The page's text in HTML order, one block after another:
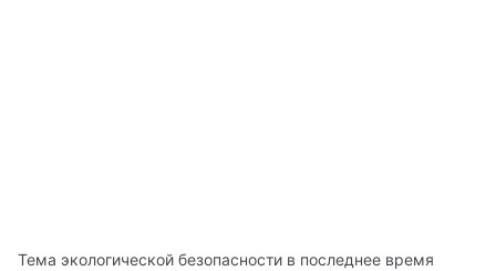
Тема экологической безопасности в последнее время